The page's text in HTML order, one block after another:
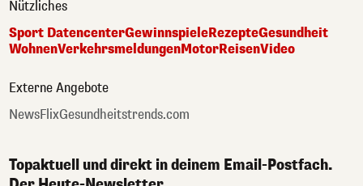
Nützliches
Sport DatencenterGewinnspieleRezepteGesundheit
WohnenVerkehrsmeldungenMotorReisenVideo
Externe Angebote
NewsFlixGesundheitstrends.com
Topaktuell und direkt in deinem Email-Postfach.